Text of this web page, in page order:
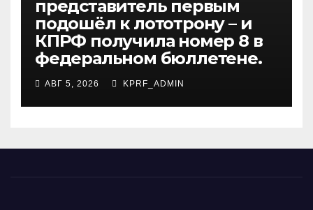
представитель первым
подошёл к лототрону – и
КПРФ получила номер 8 в
федеральном бюллетене.
АВГ 5, 2026 KPRF_ADMIN